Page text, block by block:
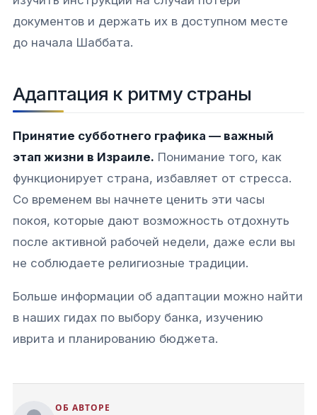
документов и держать их в доступном месте
до начала Шаббата.
Адаптация к ритму страны
Принятие субботнего графика — важный
этап жизни в Израиле. Понимание того, как
функционирует страна, избавляет от стресса.
Со временем вы начнете ценить эти часы
покоя, которые дают возможность отдохнуть
после активной рабочей недели, даже если вы
не соблюдаете религиозные традиции.
Больше информации об адаптации можно найти
в наших гидах по выбору банка, изучению
иврита и планированию бюджета.
ОБ АВТОРЕ